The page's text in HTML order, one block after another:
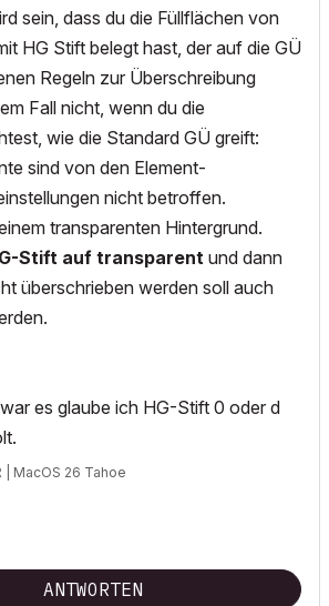
sein, dass du die Füllflächen von
HG Stift belegt hast, der auf die GÜ
Regeln zur Überschreibung
Fall nicht, wenn du die
wie die Standard GÜ greift:
sind von den Element-
nicht betroffen.
transparenten Hintergrund.
Stift auf transparent und dann
überschrieben werden soll auch
es glaube ich HG-Stift 0 oder d
| MacOS 26 Tahoe
ANTWORTEN